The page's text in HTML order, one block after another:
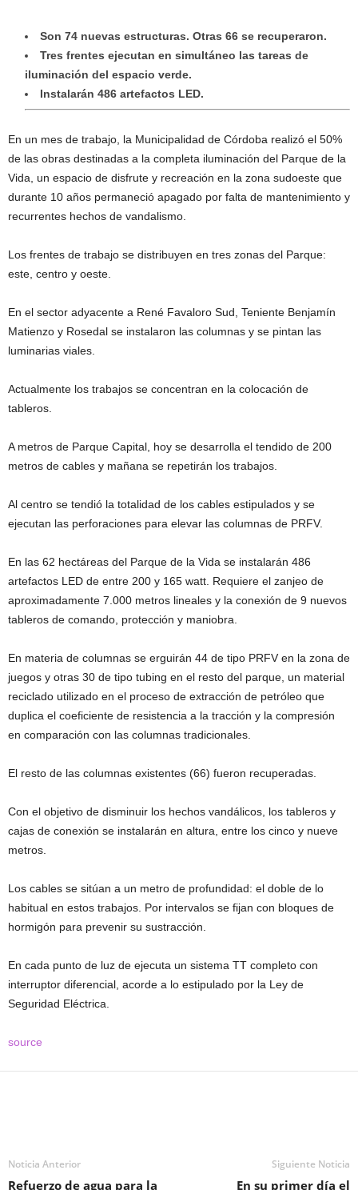
Son 74 nuevas estructuras. Otras 66 se recuperaron.
Tres frentes ejecutan en simultáneo las tareas de
iluminación del espacio verde.
Instalarán 486 artefactos LED.
En un mes de trabajo, la Municipalidad de Córdoba realizó el 50%
de las obras destinadas a la completa iluminación del Parque de la
Vida, un espacio de disfrute y recreación en la zona sudoeste que
durante 10 años permaneció apagado por falta de mantenimiento y
recurrentes hechos de vandalismo.
Los frentes de trabajo se distribuyen en tres zonas del Parque:
este, centro y oeste.
En el sector adyacente a René Favaloro Sud, Teniente Benjamín
Matienzo y Rosedal se instalaron las columnas y se pintan las
luminarias viales.
Actualmente los trabajos se concentran en la colocación de
tableros.
A metros de Parque Capital, hoy se desarrolla el tendido de 200
metros de cables y mañana se repetirán los trabajos.
Al centro se tendió la totalidad de los cables estipulados y se
ejecutan las perforaciones para elevar las columnas de PRFV.
En las 62 hectáreas del Parque de la Vida se instalarán 486
artefactos LED de entre 200 y 165 watt. Requiere el zanjeo de
aproximadamente 7.000 metros lineales y la conexión de 9 nuevos
tableros de comando, protección y maniobra.
En materia de columnas se erguirán 44 de tipo PRFV en la zona de
juegos y otras 30 de tipo tubing en el resto del parque, un material
reciclado utilizado en el proceso de extracción de petróleo que
duplica el coeficiente de resistencia a la tracción y la compresión
en comparación con las columnas tradicionales.
El resto de las columnas existentes (66) fueron recuperadas.
Con el objetivo de disminuir los hechos vandálicos, los tableros y
cajas de conexión se instalarán en altura, entre los cinco y nueve
metros.
Los cables se sitúan a un metro de profundidad: el doble de lo
habitual en estos trabajos. Por intervalos se fijan con bloques de
hormigón para prevenir su sustracción.
En cada punto de luz de ejecuta un sistema TT completo con
interruptor diferencial, acorde a lo estipulado por la Ley de
Seguridad Eléctrica.
source
Noticia Anterior
Refuerzo de agua para la
Siguiente Noticia
En su primer día el